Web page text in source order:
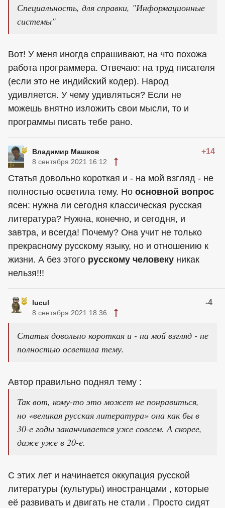
Специальность, для справки, "Информационные
системы"
Вот! У меня иногда спрашивают, на что похожа
работа программера. Отвечаю: на труд писателя
(если это не индийский кодер). Народ
удивляется. У чему удивляться? Если не
можешь внятно изложить свои мысли, то и
программы писать тебе рано.
Владимир Машков +14
8 сентября 2021 16:12
Статья довольно короткая и - на мой взгляд - не
полностью осветила тему. Но основной вопрос
ясен: нужна ли сегодня классическая русская
литература? Нужна, конечно, и сегодня, и
завтра, и всегда! Почему? Она учит не только
прекрасному русскому языку, но и отношению к
жизни. А без этого русскому человеку никак
нельзя!!!
lucul -4
8 сентября 2021 18:36
Статья довольно короткая и - на мой взгляд - не
полностью осветила тему.
Автор правильно поднял тему :
Так вот, кому-то это может не понравиться,
но «великая русская литература» она как бы в
30-е годы заканчивается уже совсем. А скорее,
даже уже в 20-е.
С этих лет и начинается оккупация русской
литературы (культуры) иностранцами , которые
её развивать и двигать не стали . Просто сидят